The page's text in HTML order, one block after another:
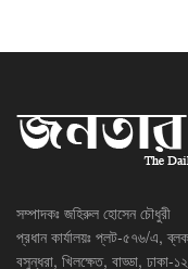
সম্পাদকঃ জহিরুল হোসেন চৌধুরী
প্রধান কার্যালয়ঃ প্লট-৫৭৬/এ,
বসুন্ধরা, খিলক্ষেত, বাড্ডা, ঢাকা-